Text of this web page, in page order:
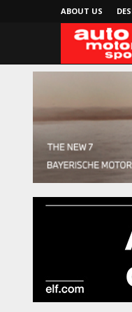
ABOUT US